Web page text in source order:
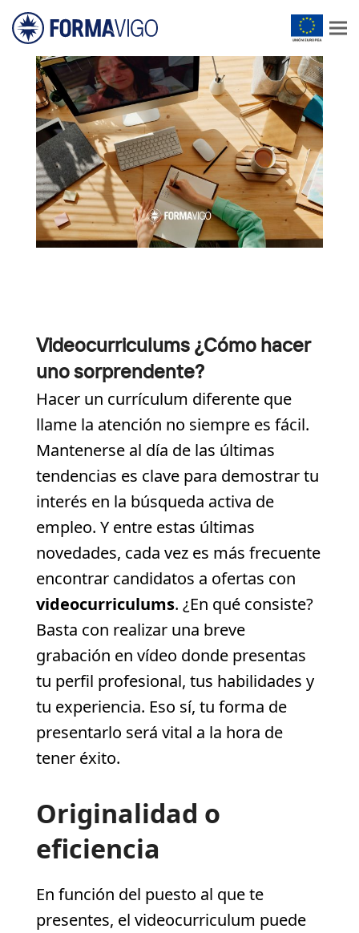
Videocurriculums ¿Cómo hacer
uno sorprendente?
Hacer un currículum diferente que
llame la atención no siempre es fácil.
Mantenerse al día de las últimas
tendencias es clave para demostrar tu
interés en la búsqueda activa de
empleo. Y entre estas últimas
novedades, cada vez es más frecuente
encontrar candidatos a ofertas con
videocurriculums. ¿En qué consiste?
Basta con realizar una breve
grabación en vídeo donde presentas
tu perfil profesional, tus habilidades y
tu experiencia. Eso sí, tu forma de
presentarlo será vital a la hora de
tener éxito.
Originalidad o
eficiencia
En función del puesto al que te
presentes, el videocurriculum puede